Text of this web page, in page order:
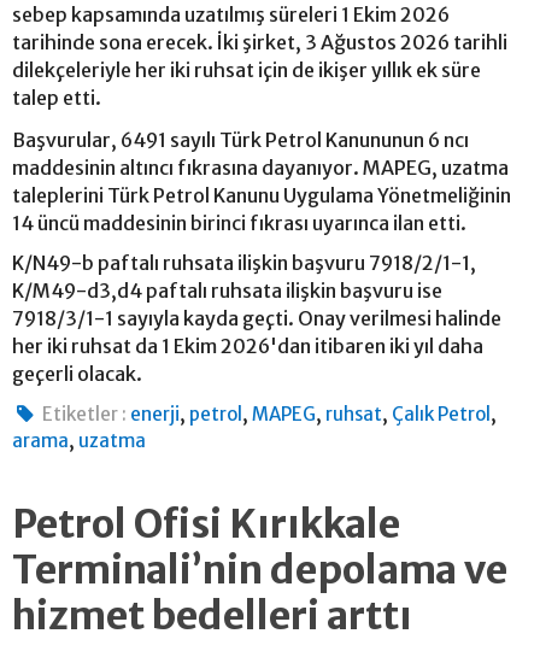
sebep kapsamında uzatılmış süreleri 1 Ekim 2026
tarihinde sona erecek. İki şirket, 3 Ağustos 2026 tarihli
dilekçeleriyle her iki ruhsat için de ikişer yıllık ek süre
talep etti.
Başvurular, 6491 sayılı Türk Petrol Kanununun 6 ncı
maddesinin altıncı fıkrasına dayanıyor. MAPEG, uzatma
taleplerini Türk Petrol Kanunu Uygulama Yönetmeliğinin
14 üncü maddesinin birinci fıkrası uyarınca ilan etti.
K/N49-b paftalı ruhsata ilişkin başvuru 7918/2/1-1,
K/M49-d3,d4 paftalı ruhsata ilişkin başvuru ise
7918/3/1-1 sayıyla kayda geçti. Onay verilmesi halinde
her iki ruhsat da 1 Ekim 2026'dan itibaren iki yıl daha
geçerli olacak.
Etiketler : enerji, petrol ,MAPEG, ruhsat, Çalık Petrol ,
arama, uzatma
Petrol Ofisi Kırıkkale
Terminali’nin depolama ve
hizmet bedelleri arttı